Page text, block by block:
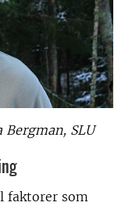
SLU
faktorer som